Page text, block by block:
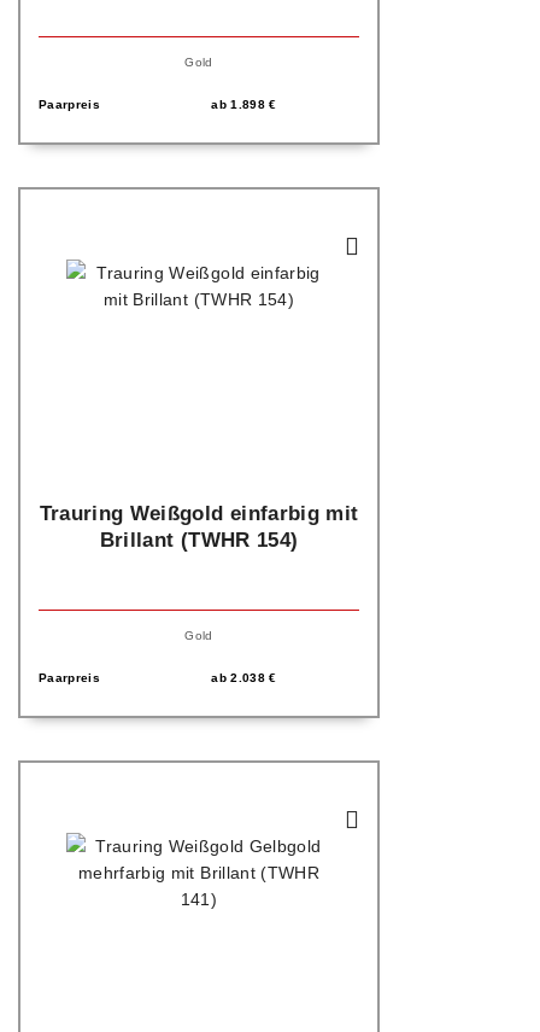
Gold
Paarpreis ab1.898€
Trauring Weißgold einfarbig mit
Brillant (TWHR 154)
Gold
Paarpreis ab2.038€